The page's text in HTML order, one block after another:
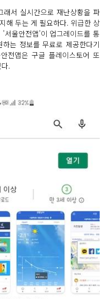
서 실시간으로 재난상황을 파
해 두는 게 필요하다. 위급한 상
서울안전앱'이 업그레이드를 통
는 정보를 무료로 제공한다기
전앱은 구글 플레이스토어 또
.